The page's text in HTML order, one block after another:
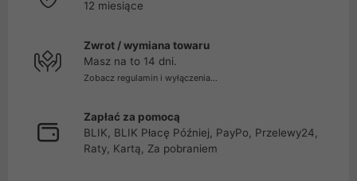
12 miesiące
Zwrot / wymiana towaru
Masz na to 14 dni.
Zobacz regulamin i wyłączenia...
Zapłać za pomocą
BLIK, BLIK Płacę Później, PayPo, Przelewy24,
Raty, Kartą, Za pobraniem